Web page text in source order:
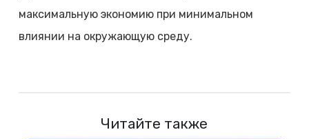
максимальную экономию при минимальном
влиянии на окружающую среду.
Читайте также